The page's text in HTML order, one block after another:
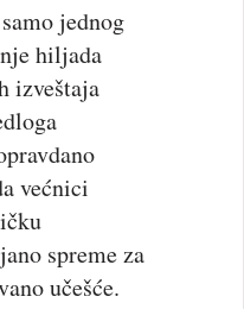
jednog
hiljada
izveštaja
većnici
spreme za
učešće.